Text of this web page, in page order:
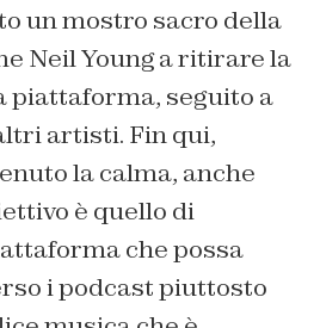
un mostro sacro della
Neil Young a ritirare la
piattaforma, seguito a
artisti. Fin qui,
la calma, anche
è quello di
che possa
i podcast piuttosto